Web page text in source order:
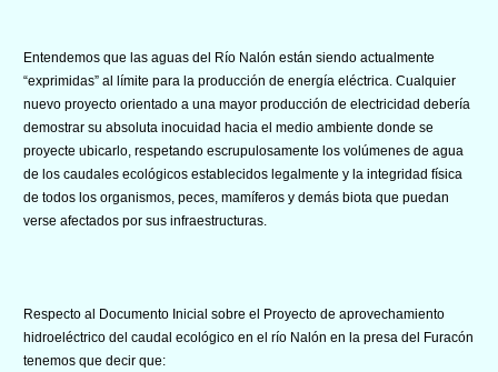
Entendemos que las aguas del Río Nalón están siendo actualmente
“exprimidas” al límite para la producción de energía eléctrica. Cualquier
nuevo proyecto orientado a una mayor producción de electricidad debería
demostrar su absoluta inocuidad hacia el medio ambiente donde se
proyecte ubicarlo, respetando escrupulosamente los volúmenes de agua
de los caudales ecológicos establecidos legalmente y la integridad física
de todos los organismos, peces, mamíferos y demás biota que puedan
verse afectados por sus infraestructuras.
Respecto al Documento Inicial sobre el Proyecto de aprovechamiento
hidroeléctrico del caudal ecológico en el río Nalón en la presa del Furacón
tenemos que decir que: